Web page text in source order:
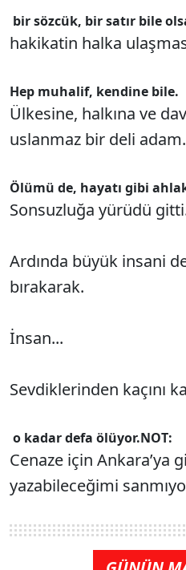
bir sözcük, bir satır bile
hakikatin halka
Hep muhalif, kendine bile.
Ülkesine, halkına ve
uslanmaz bir deli adam.
Ölümü de, hayatı gibi
Sonsuzluğa yürüdü
Ardında büyük insani
bırakarak.
İnsan...
Sevdiklerinden kaçını
o kadar defa ölüyor.NOT:
Cenaze için Ankara’ya
yazabileceğimi